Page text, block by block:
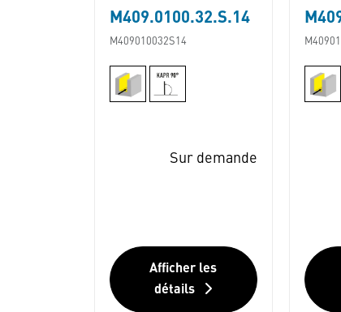
M409.0100.32.S.14
M409010032S14
Sur demande
Afficher les
détails